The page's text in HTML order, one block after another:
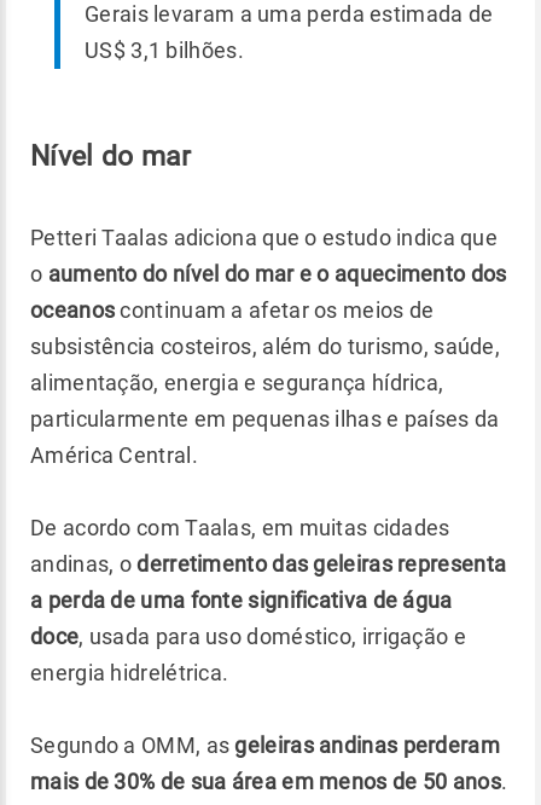
Gerais levaram a uma perda estimada de
US$ 3,1 bilhões.
Nível do mar
Petteri Taalas adiciona que o estudo indica que
o aumento do nível do mar e o aquecimento dos
oceanoscontinuam a afetar os meios de
subsistência costeiros, além do turismo, saúde,
alimentação, energia e segurança hídrica,
particularmente em pequenas ilhas e países da
América Central.
De acordo com Taalas, em muitas cidades
andinas, oderretimento das geleiras representa
a perda de uma fonte significativa de água
doce, usada para uso doméstico, irrigação e
energia hidrelétrica.
Segundo a OMM, asgeleiras andinas perderam
mais de 30% de sua área em menos de 50 anos.